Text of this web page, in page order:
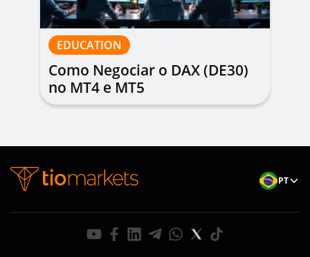
EDUCATION
Como Negociar o DAX (DE30)
no MT4 e MT5
PT